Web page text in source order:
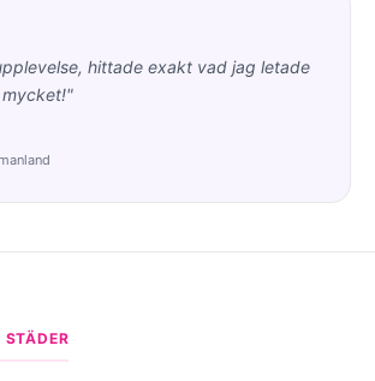
hittade exakt vad jag letade
mycket!"
STÄDER